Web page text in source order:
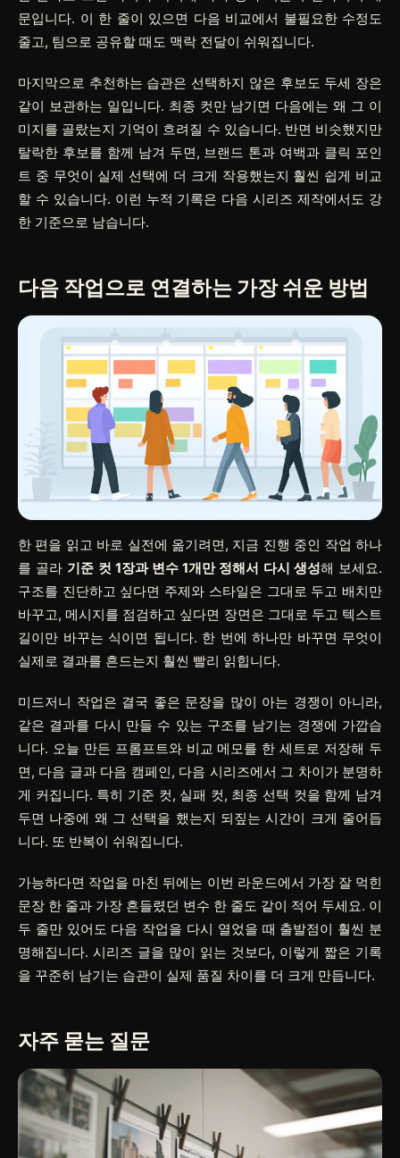
문입니다. 이 한 줄이 있으면 다음 비교에서 불필요한 수정도
줄고, 팀으로 공유할 때도 맥락 전달이 쉬워집니다.
마지막으로 추천하는 습관은 선택하지 않은 후보도 두세 장은
같이 보관하는 일입니다. 최종 컷만 남기면 다음에는 왜 그 이
미지를 골랐는지 기억이 흐려질 수 있습니다. 반면 비슷했지만
탈락한 후보를 함께 남겨 두면, 브랜드 톤과 여백과 클릭 포인
트 중 무엇이 실제 선택에 더 크게 작용했는지 훨씬 쉽게 비교
할 수 있습니다. 이런 누적 기록은 다음 시리즈 제작에서도 강
한 기준으로 남습니다.
다음 작업으로 연결하는 가장 쉬운 방법
한 편을 읽고 바로 실전에 옮기려면, 지금 진행 중인 작업 하나
를 골라 기준 컷 1장과 변수 1개만 정해서 다시 생성해 보세요.
구조를 진단하고 싶다면 주제와 스타일은 그대로 두고 배치만
바꾸고, 메시지를 점검하고 싶다면 장면은 그대로 두고 텍스트
길이만 바꾸는 식이면 됩니다. 한 번에 하나만 바꾸면 무엇이
실제로 결과를 흔드는지 훨씬 빨리 읽힙니다.
미드저니 작업은 결국 좋은 문장을 많이 아는 경쟁이 아니라,
같은 결과를 다시 만들 수 있는 구조를 남기는 경쟁에 가깝습
니다. 오늘 만든 프롬프트와 비교 메모를 한 세트로 저장해 두
면, 다음 글과 다음 캠페인, 다음 시리즈에서 그 차이가 분명하
게 커집니다. 특히 기준 컷, 실패 컷, 최종 선택 컷을 함께 남겨
두면 나중에 왜 그 선택을 했는지 되짚는 시간이 크게 줄어듭
니다. 또 반복이 쉬워집니다.
가능하다면 작업을 마친 뒤에는 이번 라운드에서 가장 잘 먹힌
문장 한 줄과 가장 흔들렸던 변수 한 줄도 같이 적어 두세요. 이
두 줄만 있어도 다음 작업을 다시 열었을 때 출발점이 훨씬 분
명해집니다. 시리즈 글을 많이 읽는 것보다, 이렇게 짧은 기록
을 꾸준히 남기는 습관이 실제 품질 차이를 더 크게 만듭니다.
자주 묻는 질문